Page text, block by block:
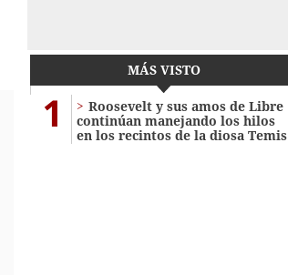
MÁS VISTO
1
Roosevelt y sus amos de Libre
continúan manejando los hilos
en los recintos de la diosa Temis